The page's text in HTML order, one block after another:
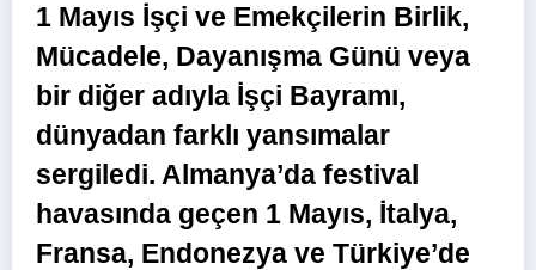
1 Mayıs İşçi ve Emekçilerin Birlik,
Mücadele, Dayanışma Günü veya
bir diğer adıyla İşçi Bayramı,
dünyadan farklı yansımalar
sergiledi. Almanya’da festival
havasında geçen 1 Mayıs, İtalya,
Fransa, Endonezya ve Türkiye’de